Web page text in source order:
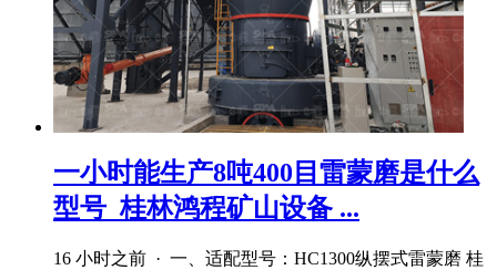
一小时能生产8吨400目雷蒙磨是什么
型号_桂林鸿程矿山设备 ...
16 小时之前 · 一、适配型号：HC1300纵摆式雷蒙磨 桂